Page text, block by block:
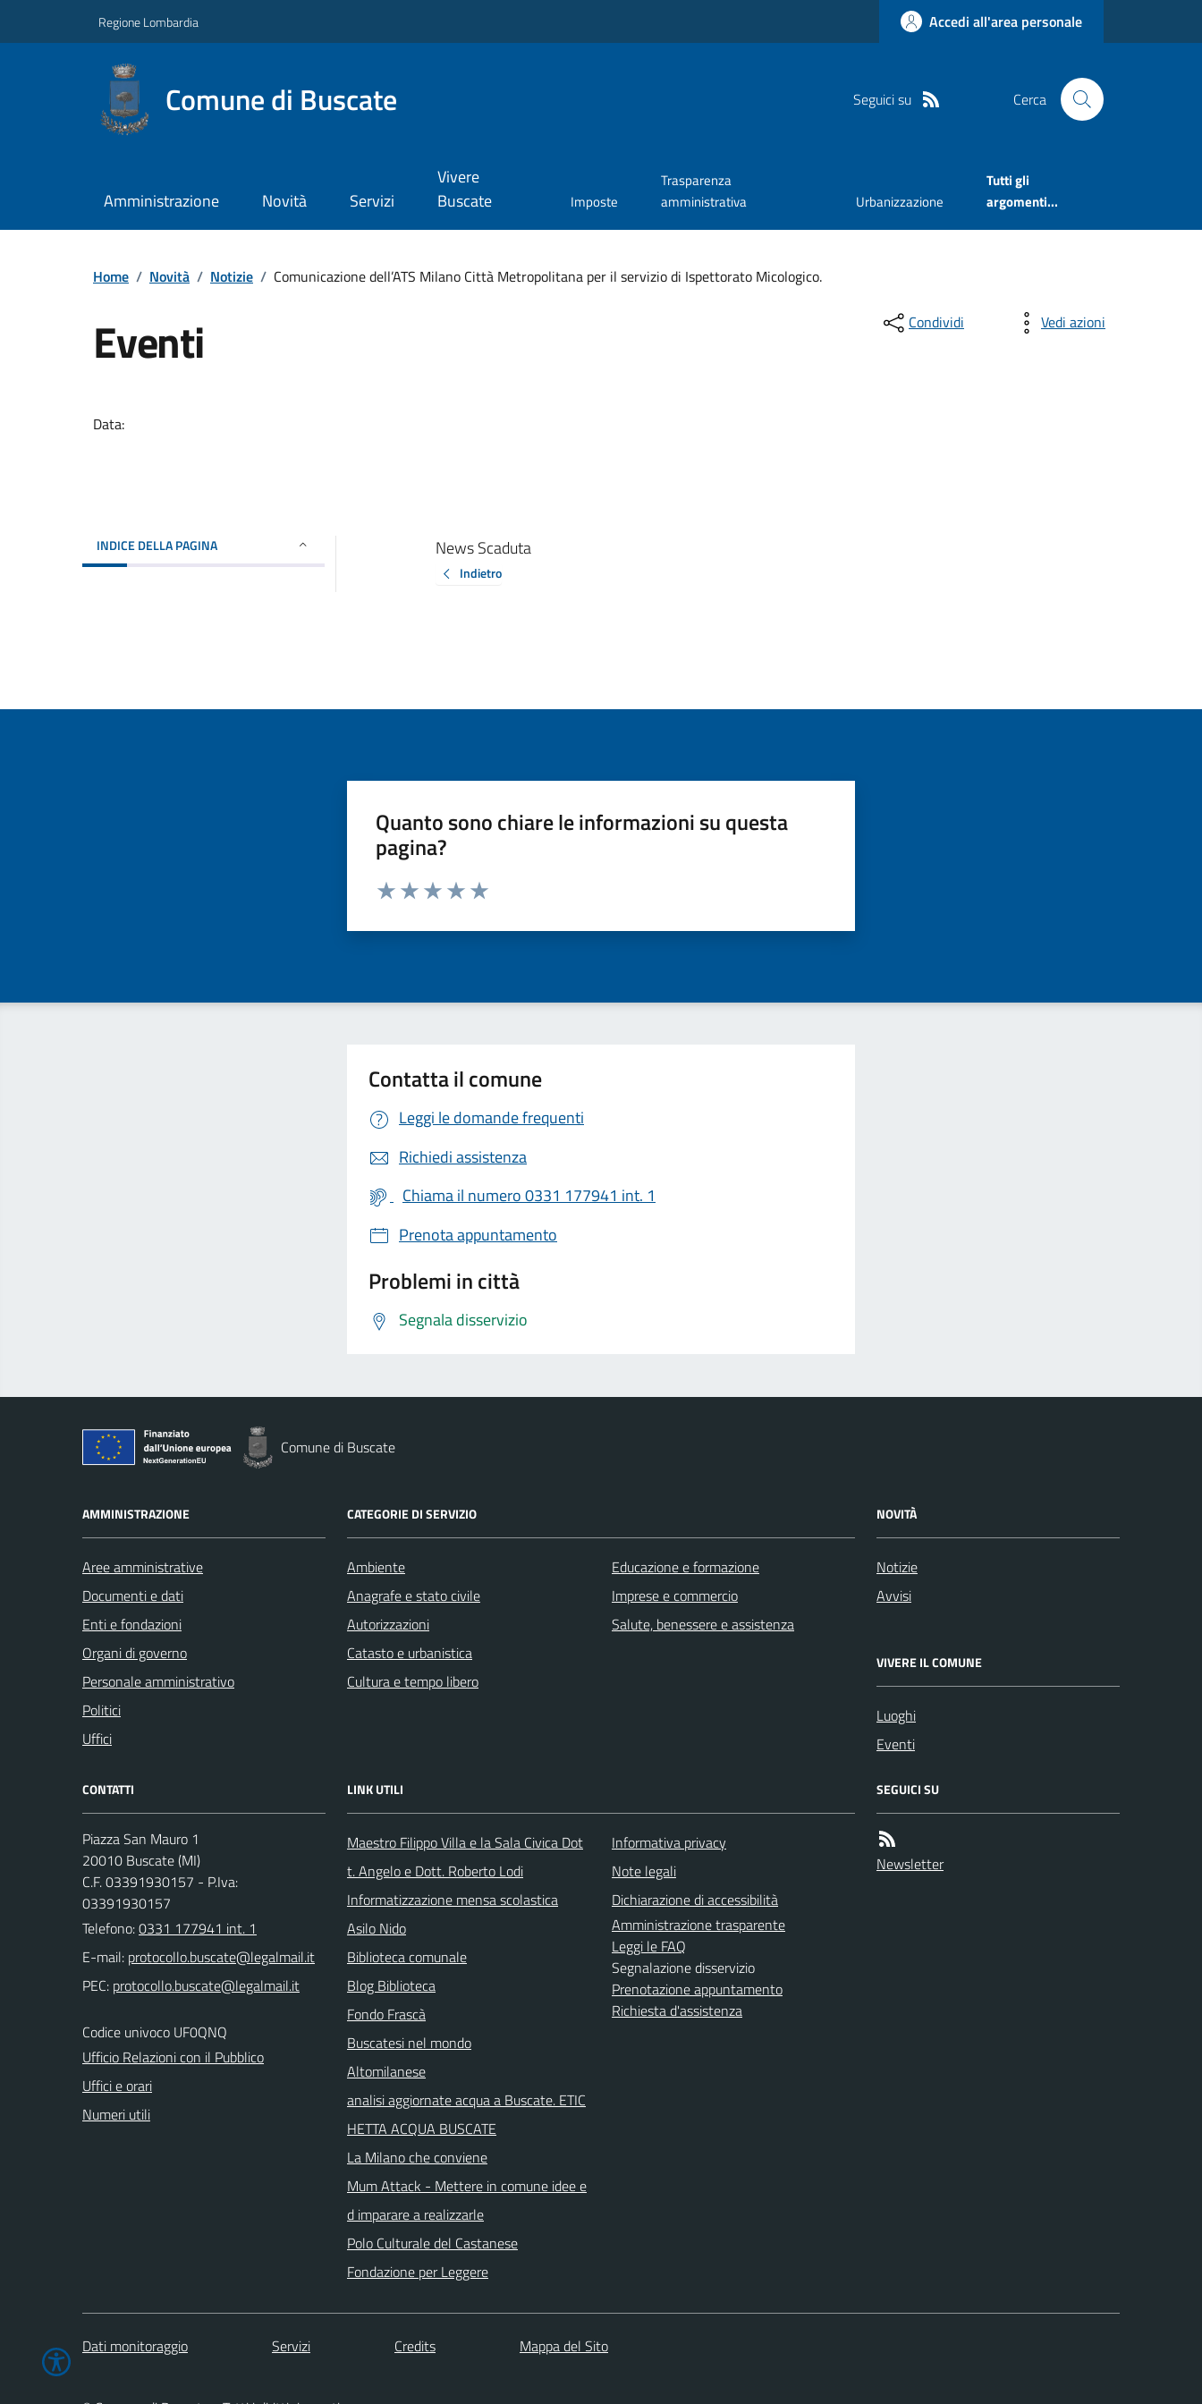
Regione Lombardia Accedi all'area personale
Comune di Buscate Seguici su Cerca
Amministrazione Novità Servizi
Vivere
Buscate
Imposte
Trasparenza
amministrativa
Urbanizzazione
Tutti gli
argomenti...
Home / Novità / Notizie / Comunicazione dell’ATS Milano Città Metropolitana per il servizio di Ispettorato Micologico.
Eventi
Data:
Condividi Vedi azioni
INDICE DELLA PAGINA News Scaduta
Indietro
Quanto sono chiare le informazioni su questa
pagina?
Valuta da 1 a 5 stelle la pagina
Contatta il comune
Leggi le domande frequenti
Richiedi assistenza
Chiama il numero 0331 177941 int. 1
Prenota appuntamento
Problemi in città
Segnala disservizio
Comune di Buscate
AMMINISTRAZIONE
Aree amministrative
Documenti e dati
Enti e fondazioni
Organi di governo
Personale amministrativo
Politici
Uffici
CATEGORIE DI SERVIZIO
Ambiente
Anagrafe e stato civile
Autorizzazioni
Catasto e urbanistica
Cultura e tempo libero
Educazione e formazione
Imprese e commercio
Salute, benessere e assistenza
NOVITÀ
Notizie
Avvisi
VIVERE IL COMUNE
Luoghi
Eventi
CONTATTI
Piazza San Mauro 1
20010 Buscate (MI)
C.F. 03391930157 - P.Iva:
03391930157
Telefono:0331 177941 int. 1
E-mail:
PEC:
Codice univoco UF0QNQ
Ufficio Relazioni con il Pubblico
Uffici e orari
Numeri utili
LINK UTILI
Maestro Filippo Villa e la Sala Civica Dot
t. Angelo e Dott. Roberto Lodi
Informatizzazione mensa scolastica
Asilo Nido
Biblioteca comunale
Blog Biblioteca
Fondo Frascà
Buscatesi nel mondo
Altomilanese
analisi aggiornate acqua a Buscate. ETIC
HETTA ACQUA BUSCATE
La Milano che conviene
Mum Attack - Mettere in comune idee e
d imparare a realizzarle
Polo Culturale del Castanese
Fondazione per Leggere
Informativa privacy
Note legali
Dichiarazione di accessibilità
Amministrazione trasparente
Leggi le FAQ
Segnalazione disservizio
Prenotazione appuntamento
Richiesta d'assistenza
SEGUICI SU
Newsletter
Dati monitoraggio Servizi Credits Mappa del Sito